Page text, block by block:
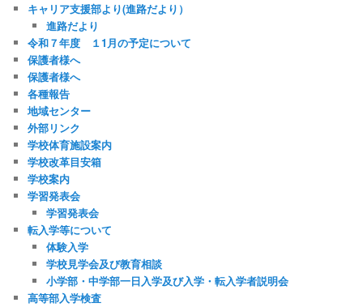
キャリア支援部より(進路だより）
進路だより
令和７年度 １1月の予定について
保護者様へ
保護者様へ
各種報告
地域センター
外部リンク
学校体育施設案内
学校改革目安箱
学校案内
学習発表会
学習発表会
転入学等について
体験入学
学校見学会及び教育相談
小学部・中学部一日入学及び入学・転入学者説明会
高等部入学検査